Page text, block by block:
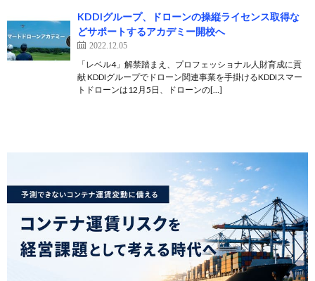
KDDIグループ、ドローンの操縦ライセンス取得な
どサポートするアカデミー開校へ
2022.12.05
「レベル4」解禁踏まえ、プロフェッショナル人財育成に貢
献 KDDIグループでドローン関連事業を手掛けるKDDIスマー
トドローンは12月5日、ドローンの[…]